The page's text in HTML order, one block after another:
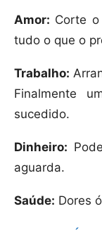
Amor: Corte
tudo o que o
Trabalho:
Finalmente
sucedido.
Dinheiro:
aguarda.
Saúde: Dores